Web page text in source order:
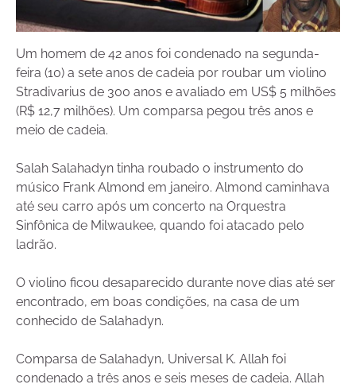
Um homem de 42 anos foi condenado na segunda-
feira (10) a sete anos de cadeia por roubar um violino
Stradivarius de 300 anos e avaliado em US$ 5 milhões
(R$ 12,7 milhões). Um comparsa pegou três anos e
meio de cadeia.
Salah Salahadyn tinha roubado o instrumento do
músico Frank Almond em janeiro. Almond caminhava
até seu carro após um concerto na Orquestra
Sinfônica de Milwaukee, quando foi atacado pelo
ladrão.
O violino ficou desaparecido durante nove dias até ser
encontrado, em boas condições, na casa de um
conhecido de Salahadyn.
Comparsa de Salahadyn, Universal K. Allah foi
condenado a três anos e seis meses de cadeia. Allah